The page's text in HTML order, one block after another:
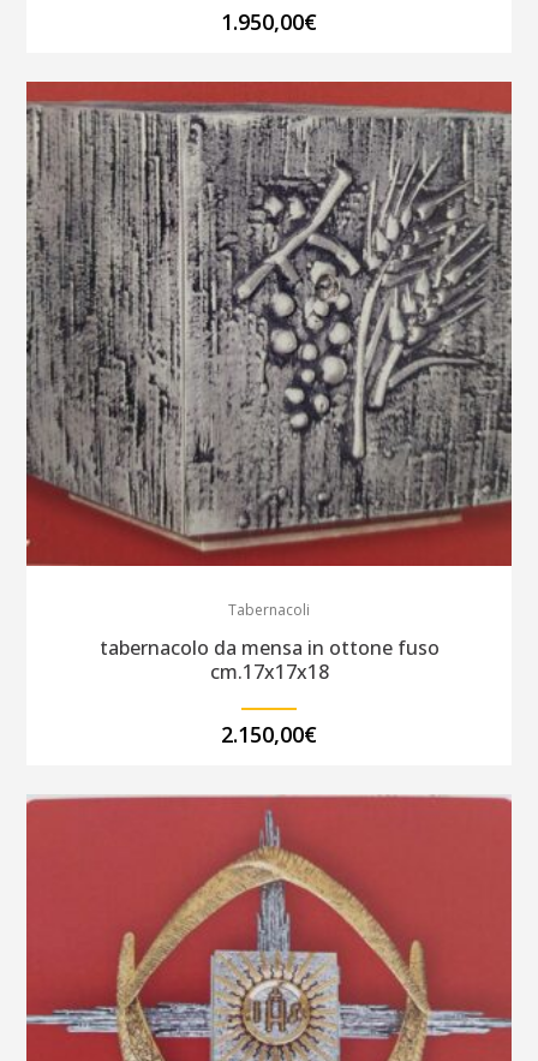
1.950,00€
Tabernacoli
tabernacolo da mensa in ottone fuso
cm.17x17x18
2.150,00€